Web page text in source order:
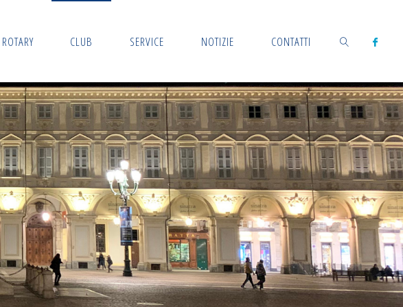
ROTARY CLUB SERVICE NOTIZIE CONTATTI
CERCA